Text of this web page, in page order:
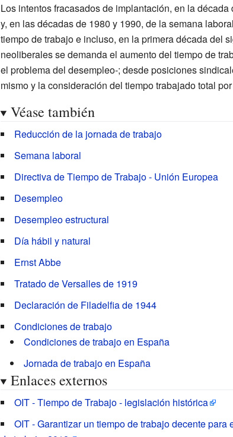
Los intentos fracasados de implantación, en la
y, en las décadas de 1980 y 1990, de la semana
tiempo de trabajo e incluso, en la primera década del
neoliberales se demanda el aumento del tiempo de
el problema del desempleo-; desde posiciones
mismo y la consideración del tiempo trabajado total
Véase también
Reducción de la jornada de trabajo
Semana laboral
Directiva de Tiempo de Trabajo - Unión Europea
Desempleo
Desempleo estructural
Día hábil y natural
Ernst Abbe
Tratado de Versalles de 1919
Declaración de Filadelfia de 1944
Condiciones de trabajo
Condiciones de trabajo en España
Jornada de trabajo en España
Enlaces externos
OIT - Tiempo de Trabajo - legislación histórica
OIT - Garantizar un tiempo de trabajo decente